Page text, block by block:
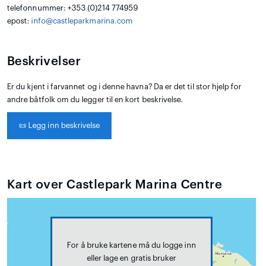
telefonnummer: +353 (0)214 774959
epost: info@castleparkmarina.com
Beskrivelser
Er du kjent i farvannet og i denne havna? Da er det til stor hjelp for
andre båtfolk om du legger til en kort beskrivelse.
📜 Legg inn beskrivelse
Kart over Castlepark Marina Centre
For å bruke kartene må du logge inn
eller lage en gratis bruker